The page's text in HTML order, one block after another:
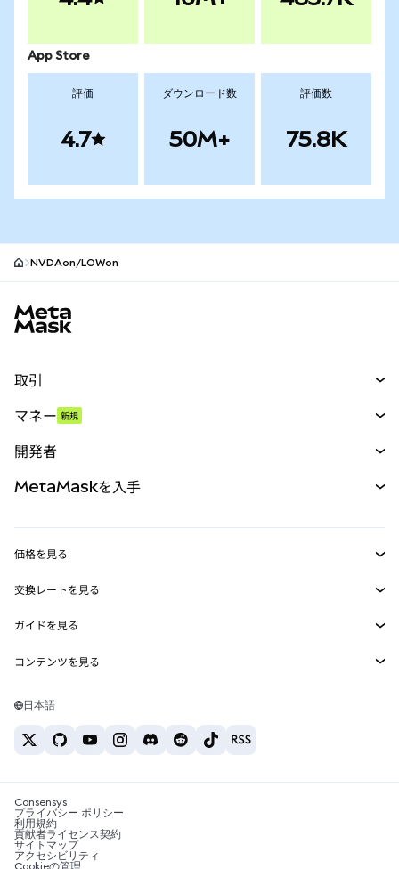
App Store
評価
4.7
ダウンロード数
50M+
評価数
75.8K
NVDAon/LOWon
取引
パーペチュアル
RWA
マネー 新規
開発者
MetaMask Connect
Snaps
Web3サービス
MetaMaskを入手
セキュリティ
サポート
キャリア
お問い合わせ
価格を見る
イーサリアムの価格
Solanaの価格
Tetherの価格
交換レートを見る
ETH→USD
USDT→INR
BTC→INR
ETH→USDT
ガイドを見る
ETHの購入
USDTの購入
SHIBの購入
BNBの購入
コンテンツを見る
Solanaウォレット
税制関連ニュース
暗号資産の購入方法は？
ビットコインを売るには？
日本語
Consensys
プライバシー ポリシー
利用規約
貢献者ライセンス契約
サイトマップ
アクセシビリティ
Cookieの管理